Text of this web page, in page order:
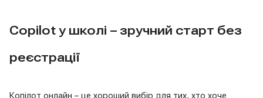
Copilot у школі – зручний старт без
реєстрації
Копілот онлайн – це хороший вибір для тих, хто хоче